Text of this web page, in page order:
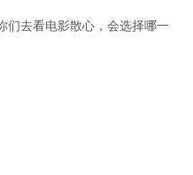
们去看电影散心，会选择哪一